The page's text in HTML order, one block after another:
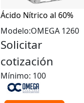
Ácido Nítrico al 60%
Modelo:OMEGA 1260
Solicitar
cotización
Mínimo: 100